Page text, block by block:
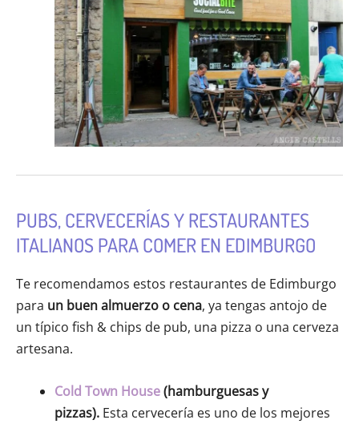
PUBS, CERVECERÍAS Y RESTAURANTES
ITALIANOS PARA COMER EN EDIMBURGO
Te recomendamos estos restaurantes de Edimburgo
para un buen almuerzo o cena, ya tengas antojo de
un típico fish & chips de pub, una pizza o una cerveza
artesana.
Cold Town House(hamburguesas y
pizzas). Esta cervecería es uno de los mejores